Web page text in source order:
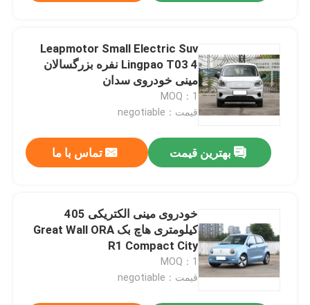
Leapmotor Small Electric Suv
Lingpao T03 4 نفره بزرگسالان
مینی خودروی سدان
MOQ：1
قیمت：negotiable
بهترین قیمت تماس با ما
خودروی مینی الکتریکی 405
کیلومتری هاچ بک Great Wall ORA
R1 Compact City
MOQ：1
قیمت：negotiable